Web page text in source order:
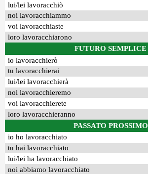
lui/lei lavoracchiò
noi lavoracchiammo
voi lavoracchiaste
loro lavoracchiarono
FUTURO SEMPLICE
io lavoracchierò
tu lavoracchierai
lui/lei lavoracchierà
noi lavoracchieremo
voi lavoracchierete
loro lavoracchieranno
PASSATO PROSSIMO
io ho lavoracchiato
tu hai lavoracchiato
lui/lei ha lavoracchiato
noi abbiamo lavoracchiato